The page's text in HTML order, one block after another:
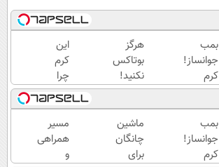
بمب
جوانساز!
کرم
بوتاکس
جلبک
اسپیرولینا50%تخفیف
هرگز
بوتاکس
نکنید!
جوانساز
جلبک
پوست
شمارا
۱۰ سال
این
کرم
چرا
اینقدر
سر
زبون‌ها
افتاده؟
بمب
جوانساز!
کرم
ماشین
چانگان
برای
مسیر
همراهی
و